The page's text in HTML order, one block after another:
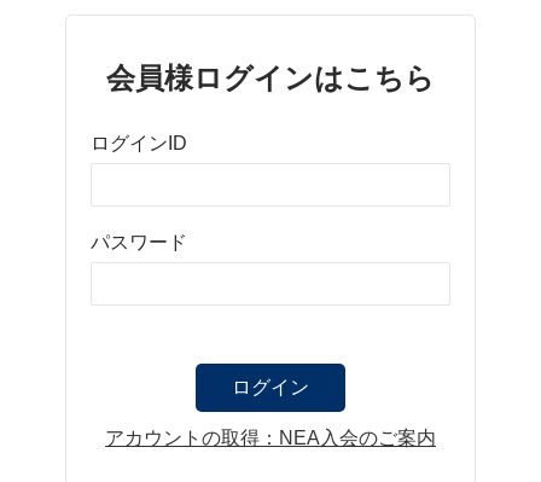
会員様ログインはこちら
ログインID
パスワード
アカウントの取得：NEA入会のご案内